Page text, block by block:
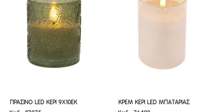
ΠΡΑΣΙΝΟ LED ΚΕΡΙ 9Χ10ΕΚ
ΠΡΑΣΙΝΟ LED ΚΕΡΙ 9Χ10ΕΚ
ΚΡΕΜ ΚΕΡΙ LED ΜΠΑΤΑΡΙΑΣ
ΚΡΕΜ ΚΕΡΙ LED ΜΠΑΤΑΡΙΑΣ